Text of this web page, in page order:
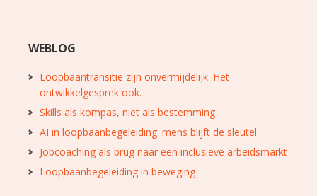
WEBLOG
Loopbaantransitie zijn onvermijdelijk. Het
ontwikkelgesprek ook.
Skills als kompas, niet als bestemming
AI in loopbaanbegeleiding: mens blijft de sleutel
Jobcoaching als brug naar een inclusieve arbeidsmarkt
Loopbaanbegeleiding in beweging